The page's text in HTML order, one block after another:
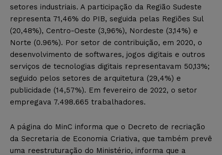
setores industriais. A participação da Região Sudeste
representa 71,46% do PIB, seguida pelas Regiões Sul
(20,48%), Centro-Oeste (3,96%), Nordeste (3,14%) e
Norte (0.96%). Por setor de contribuição, em 2020, o
desenvolvimento de softwares, jogos digitais e outros
serviços de tecnologias digitais representavam 50,13%;
seguido pelos setores de arquitetura (29,4%) e
publicidade (14,57%). Em fevereiro de 2022, o setor
empregava 7.498.665 trabalhadores.
A página do MinC informa que o Decreto de recriação
da Secretaria de Economia Criativa, que também prevê
uma reestruturação do Ministério, informa que a